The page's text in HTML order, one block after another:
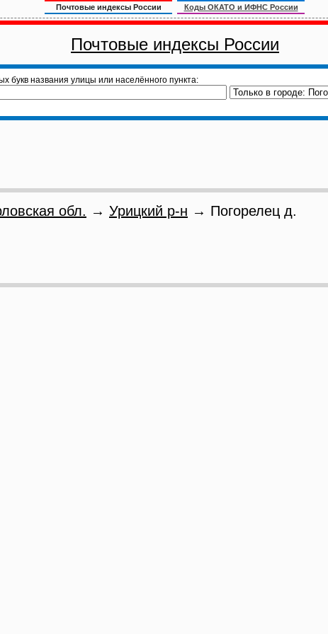
Почтовые индексы России Коды ОКАТО и ИФНС России
Почтовые индексы России
букв названия улицы или населённого пункта:
обл. → Урицкий р-н → Погорелец д.